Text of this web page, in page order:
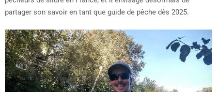
partager son savoir en tant que guide de pêche dès 2025.